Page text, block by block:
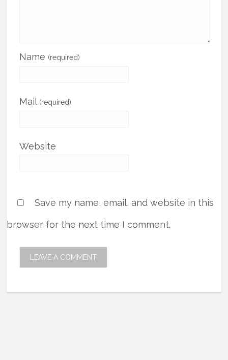
Name (required)
Mail (required)
Website
Save my name, email, and website in this
browser for the next time I comment.